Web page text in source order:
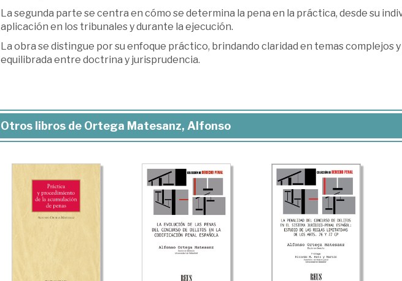
La segunda parte se centra en cómo se determina la pena en la práctica, desde su
aplicación en los tribunales y durante la ejecución.
La obra se distingue por su enfoque práctico, brindando claridad en temas complejos
equilibrada entre doctrina y jurisprudencia.
Otros libros de Ortega Matesanz, Alfonso